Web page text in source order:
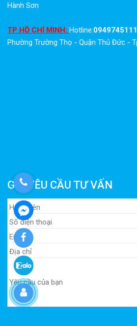
Hành Sơn
TP HỒ CHÍ MINH: Hotline:0949745111
Phường Trường Thọ - Quận Thủ Đức -
GỬI YÊU CẦU TƯ VẤN